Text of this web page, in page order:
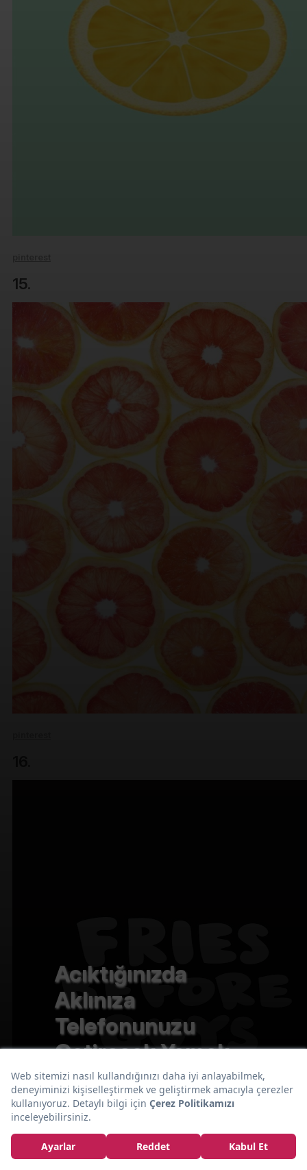
Acıktığınızda
Aklınıza
Telefonunuzu
Getirecek Yemek
Temalı 20 Duvar
Kağıdı
15.